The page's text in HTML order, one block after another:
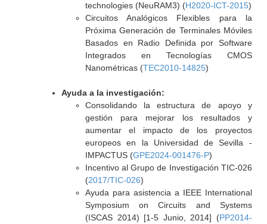
technologies (NeuRAM3) (H2020-ICT-2015)
Circuitos Analógicos Flexibles para la
Próxima Generación de Terminales Móviles
Basados en Radio Definida por Software
Integrados en Tecnologías CMOS
Nanométricas (TEC2010-14825)
Ayuda a la investigación:
Consolidando la estructura de apoyo y
gestión para mejorar los resultados y
aumentar el impacto de los proyectos
europeos en la Universidad de Sevilla -
IMPACTUS (GPE2024-001476-P)
Incentivo al Grupo de Investigación TIC-026
(2017/TIC-026)
Ayuda para asistencia a IEEE International
Symposium on Circuits and Systems
(ISCAS 2014) [1-5 Junio, 2014] (PP2014-